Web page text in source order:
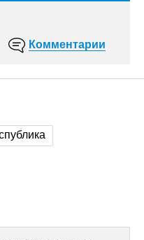
Комментарии